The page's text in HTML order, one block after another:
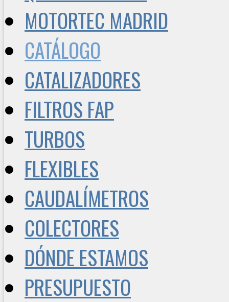
MOTORTEC MADRID
CATÁLOGO
CATALIZADORES
FILTROS FAP
TURBOS
FLEXIBLES
CAUDALÍMETROS
COLECTORES
DÓNDE ESTAMOS
PRESUPUESTO